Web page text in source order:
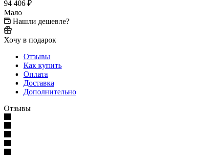
94 406 ₽
Мало
Нашли дешевле?
Хочу в подарок
Отзывы
Как купить
Оплата
Доставка
Дополнительно
Отзывы